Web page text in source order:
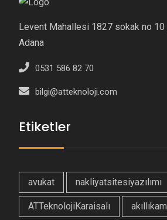
Levent Mahallesi 1827 sokak no
Adana
0531 586 82 70
bilgi@atteknoloji.com
Etiketler
avukat nakliyatsitesiyazılımı
ATTeknolojiKaraisalı